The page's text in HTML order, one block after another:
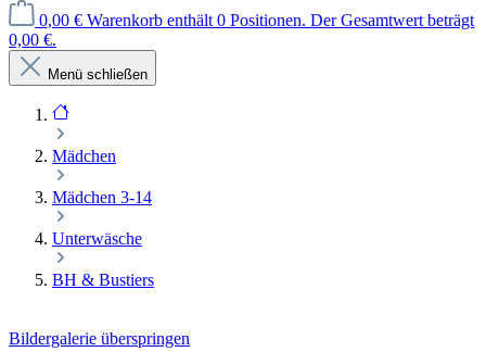
0,00 € Warenkorb enthält 0 Positionen. Der Gesamtwert beträgt
0,00 €.
Menü schließen
Mädchen
Mädchen 3-14
Unterwäsche
BH & Bustiers
Bildergalerie überspringen